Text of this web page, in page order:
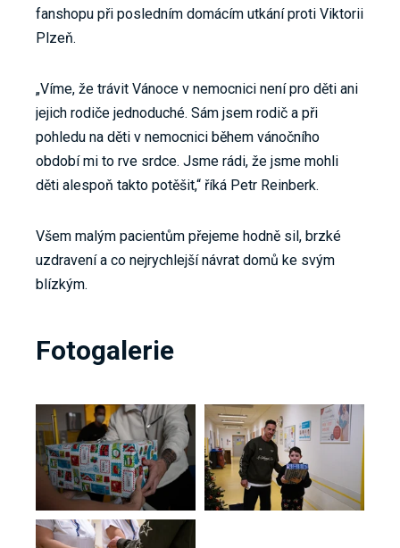
fanshopu při posledním domácím utkání proti Viktorii
Plzeň.
„Víme, že trávit Vánoce v nemocnici není pro děti ani
jejich rodiče jednoduché. Sám jsem rodič a při
pohledu na děti v nemocnici během vánočního
období mi to rve srdce. Jsme rádi, že jsme mohli
děti alespoň takto potěšit,“ říká Petr Reinberk.
Všem malým pacientům přejeme hodně sil, brzké
uzdravení a co nejrychlejší návrat domů ke svým
blízkým.
Fotogalerie